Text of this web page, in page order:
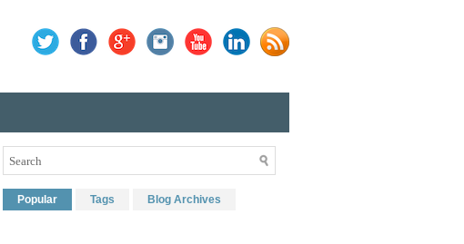
Popular Tags Blog Archives